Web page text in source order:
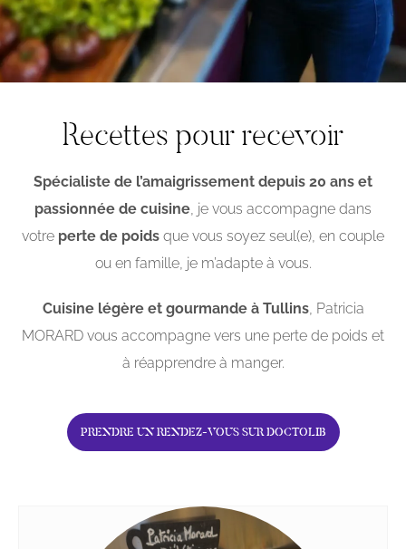
Recettes pour recevoir
Spécialiste de l’amaigrissement depuis 20 ans et
passionnée de cuisine, je vous accompagne dans
votre perte de poids que vous soyez seul(e), en couple
ou en famille, je m’adapte à vous.
Cuisine légère et gourmande à Tullins, Patricia
MORARD vous accompagne vers une perte de poids et
à réapprendre à manger.
PRENDRE UN RENDEZ-VOUS SUR DOCTOLIB